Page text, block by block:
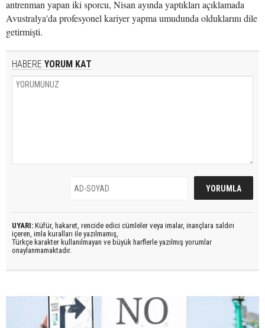
antrenman yapan iki sporcu, Nisan ayında yaptıkları açıklamada
Avustralya'da profesyonel kariyer yapma umudunda olduklarını dile
getirmişti.
HABERE YORUM KAT
UYARI: Küfür, hakaret, rencide edici cümleler veya imalar, inançlara saldırı
içeren, imla kuralları ile yazılmamış,
Türkçe karakter kullanılmayan ve büyük harflerle yazılmış yorumlar
onaylanmamaktadır.